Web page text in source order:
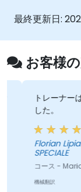
最終更新日:
お客様
トレーナーは
した。
Florian
SPECIALE
コース -
機械翻訳